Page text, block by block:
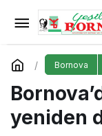
Bornova
yeniden
hizmet
Yorum